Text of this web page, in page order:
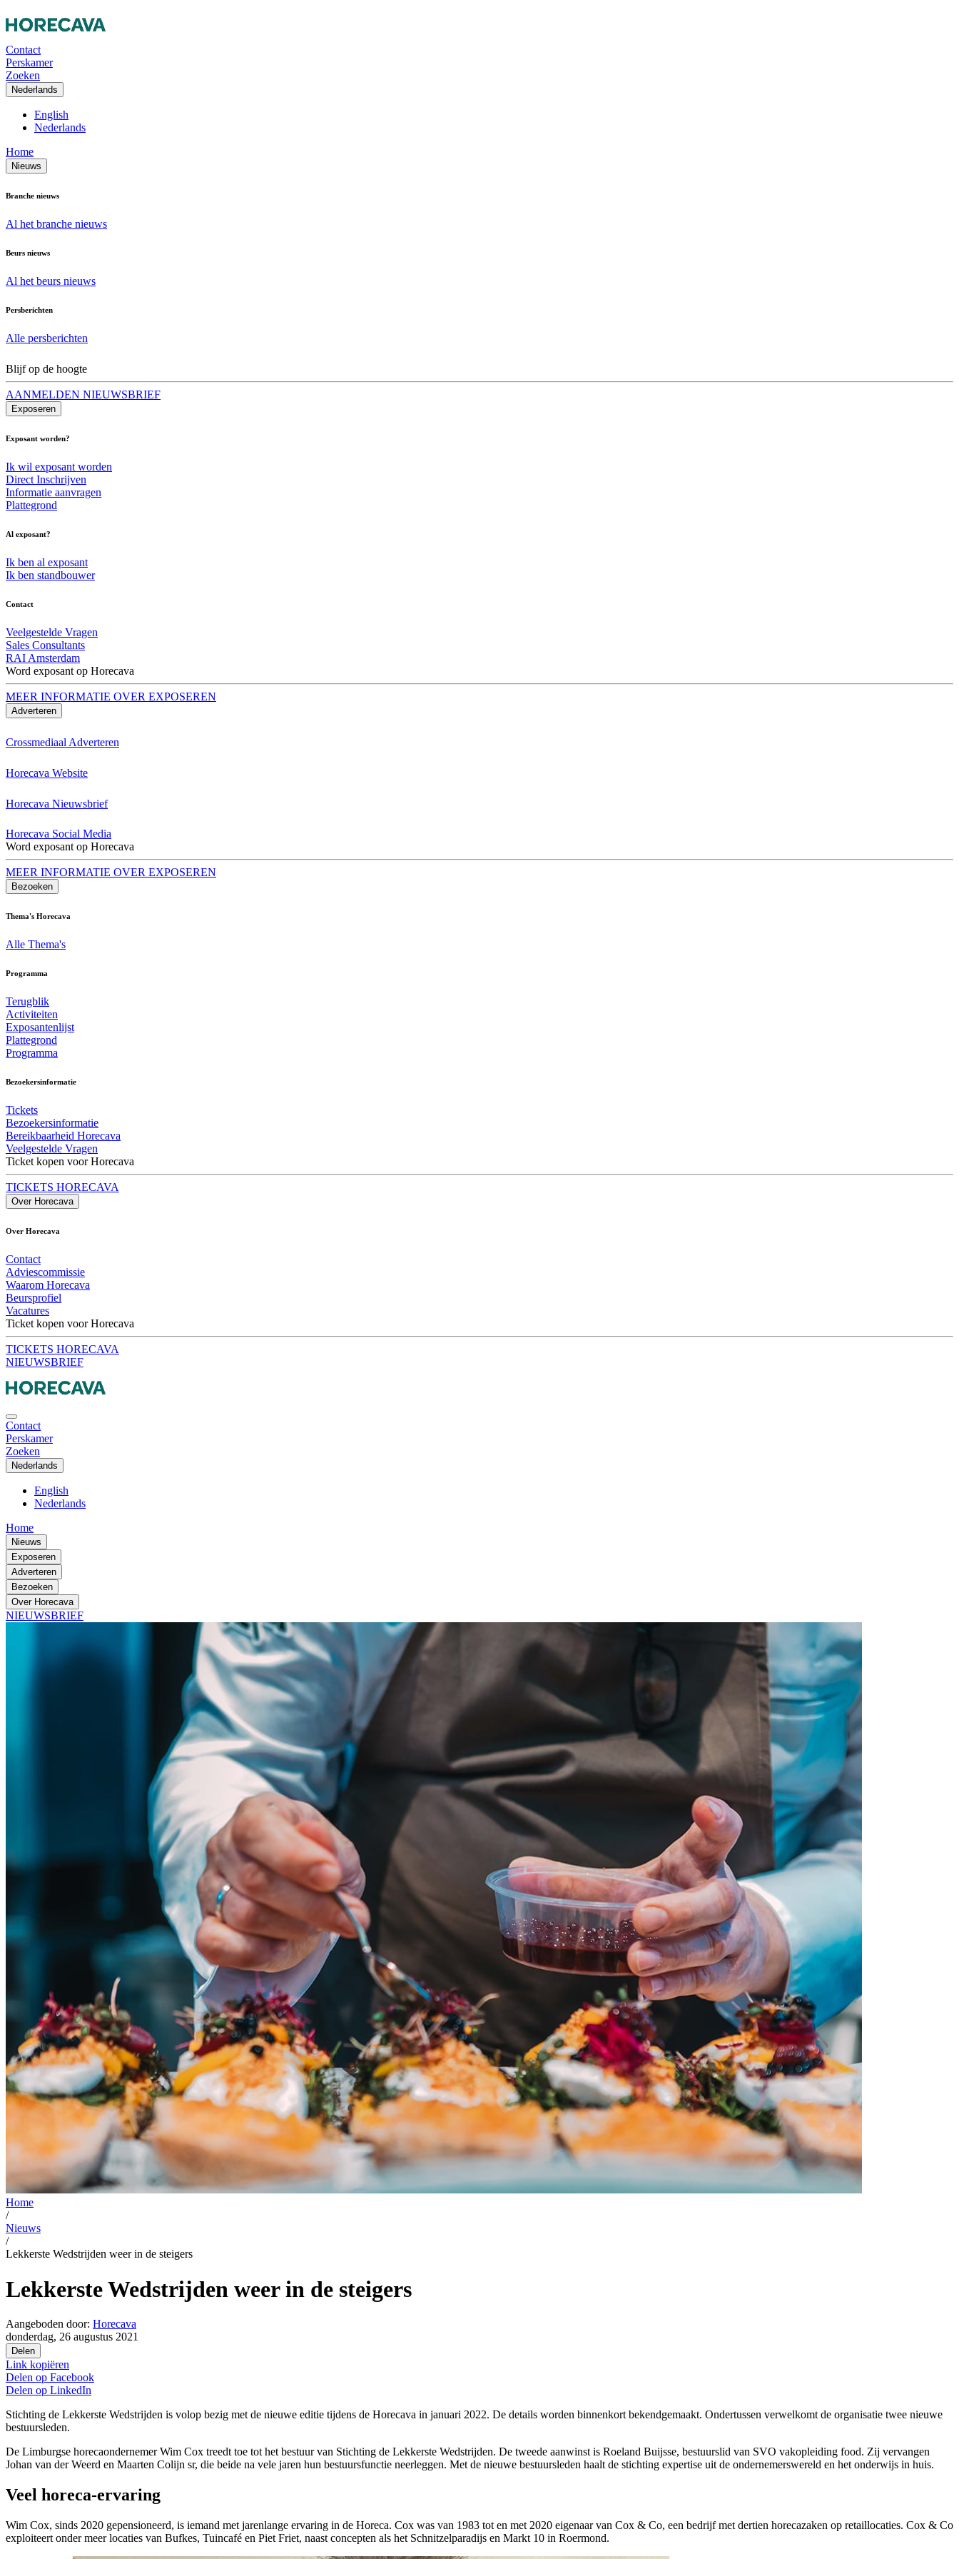
Contact
Perskamer
Zoeken
Nederlands
English
Nederlands
Home
Nieuws
Branche nieuws
Al het branche nieuws
Beurs nieuws
Al het beurs nieuws
Persberichten
Alle persberichten
Blijf op de hoogte
AANMELDEN NIEUWSBRIEF
Exposeren
Exposant worden?
Ik wil exposant worden
Direct Inschrijven
Informatie aanvragen
Plattegrond
Al exposant?
Ik ben al exposant
Ik ben standbouwer
Contact
Veelgestelde Vragen
Sales Consultants
RAI Amsterdam
Word exposant op Horecava
MEER INFORMATIE OVER EXPOSEREN
Adverteren
Crossmediaal Adverteren
Horecava Website
Horecava Nieuwsbrief
Horecava Social Media
Word exposant op Horecava
MEER INFORMATIE OVER EXPOSEREN
Bezoeken
Thema's Horecava
Alle Thema's
Programma
Terugblik
Activiteiten
Exposantenlijst
Plattegrond
Programma
Bezoekersinformatie
Tickets
Bezoekersinformatie
Bereikbaarheid Horecava
Veelgestelde Vragen
Ticket kopen voor Horecava
TICKETS HORECAVA
Over Horecava
Over Horecava
Contact
Adviescommissie
Waarom Horecava
Beursprofiel
Vacatures
Ticket kopen voor Horecava
TICKETS HORECAVA
NIEUWSBRIEF
Contact
Perskamer
Zoeken
Nederlands
English
Nederlands
Home
Nieuws
Exposeren
Adverteren
Bezoeken
Over Horecava
NIEUWSBRIEF
Home
/
Nieuws
/
Lekkerste Wedstrijden weer in de steigers
Lekkerste Wedstrijden weer in de steigers
Aangeboden door: Horecava
donderdag, 26 augustus 2021
Delen
Link kopiëren
Delen op Facebook
Delen op LinkedIn
Stichting de Lekkerste Wedstrijden is volop bezig met de nieuwe editie tijdens de Horecava in januari 2022. De details worden binnenkort bekendgemaakt. Ondertussen verwelkomt de organisatie twee nieuwe
bestuursleden.
De Limburgse horecaondernemer Wim Cox treedt toe tot het bestuur van Stichting de Lekkerste Wedstrijden. De tweede aanwinst is Roeland Buijsse, bestuurslid van SVO vakopleiding food. Zij vervangen
Johan van der Weerd en Maarten Colijn sr, die beide na vele jaren hun bestuursfunctie neerleggen. Met de nieuwe bestuursleden haalt de stichting expertise uit de ondernemerswereld en het onderwijs in huis.
Veel horeca-ervaring
Wim Cox, sinds 2020 gepensioneerd, is iemand met jarenlange ervaring in de Horeca. Cox was van 1983 tot en met 2020 eigenaar van Cox & Co, een bedrijf met dertien horecazaken op retaillocaties. Cox & Co
exploiteert onder meer locaties van Bufkes, Tuincafé en Piet Friet, naast concepten als het Schnitzelparadijs en Markt 10 in Roermond.